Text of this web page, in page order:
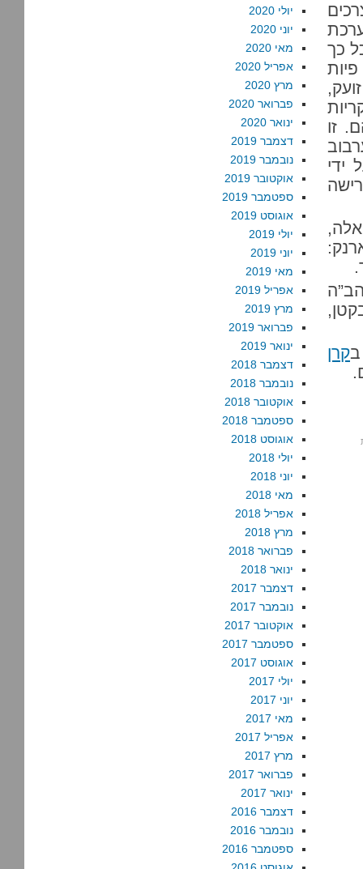
כך
זו
ידי
קרן
יולי 2020
יוני 2020
מאי 2020
אפריל 2020
מרץ 2020
פברואר 2020
ינואר 2020
דצמבר 2019
נובמבר 2019
אוקטובר 2019
ספטמבר 2019
אוגוסט 2019
יולי 2019
יוני 2019
מאי 2019
אפריל 2019
מרץ 2019
פברואר 2019
ינואר 2019
דצמבר 2018
נובמבר 2018
אוקטובר 2018
ספטמבר 2018
אוגוסט 2018
יולי 2018
יוני 2018
מאי 2018
אפריל 2018
מרץ 2018
פברואר 2018
ינואר 2018
דצמבר 2017
נובמבר 2017
אוקטובר 2017
ספטמבר 2017
אוגוסט 2017
יולי 2017
יוני 2017
מאי 2017
אפריל 2017
מרץ 2017
פברואר 2017
ינואר 2017
דצמבר 2016
נובמבר 2016
ספטמבר 2016